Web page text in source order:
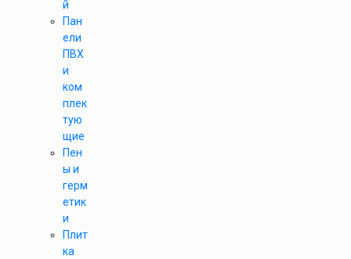
й
Пан
ели
ПВХ
и
ком
плек
тую
щие
Пен
ы и
герм
етик
и
Плит
ка